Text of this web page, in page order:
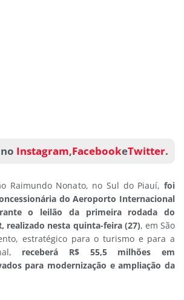
Instagram,FacebookeTwitter.
Raimundo Nonato, no Sul do Piauí, foi
do Aeroporto Internacional
o leilão da primeira rodada do
realizado nesta quinta-feira (27), em São
estratégico para o turismo e para a
receberá R$ 55,5 milhões em
para modernização e ampliação da